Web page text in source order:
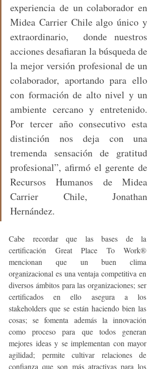
experiencia de un colaborador en
Midea Carrier Chile algo único y
extraordinario,  donde nuestros
acciones desafiaran la búsqueda de
la mejor versión profesional de un
colaborador, aportando para ello
con formación de alto nivel y un
ambiente cercano y entretenido.
Por tercer año consecutivo esta
distinción nos deja con una
tremenda sensación de gratitud
profesional”, afirmó el gerente de
Recursos Humanos de Midea
Carrier Chile, Jonathan
Hernández.
Cabe recordar que las bases de la
certificación Great Place To Work®
mencionan que un buen clima
organizacional es una ventaja competitiva en
diversos ámbitos para las organizaciones; ser
certificados en ello asegura a los
stakeholders que se están haciendo bien las
cosas; se fomenta además la innovación
como proceso para que todos generan
mejores ideas y se implementan con mayor
agilidad; permite cultivar relaciones de
confianza que son más atractivas para los